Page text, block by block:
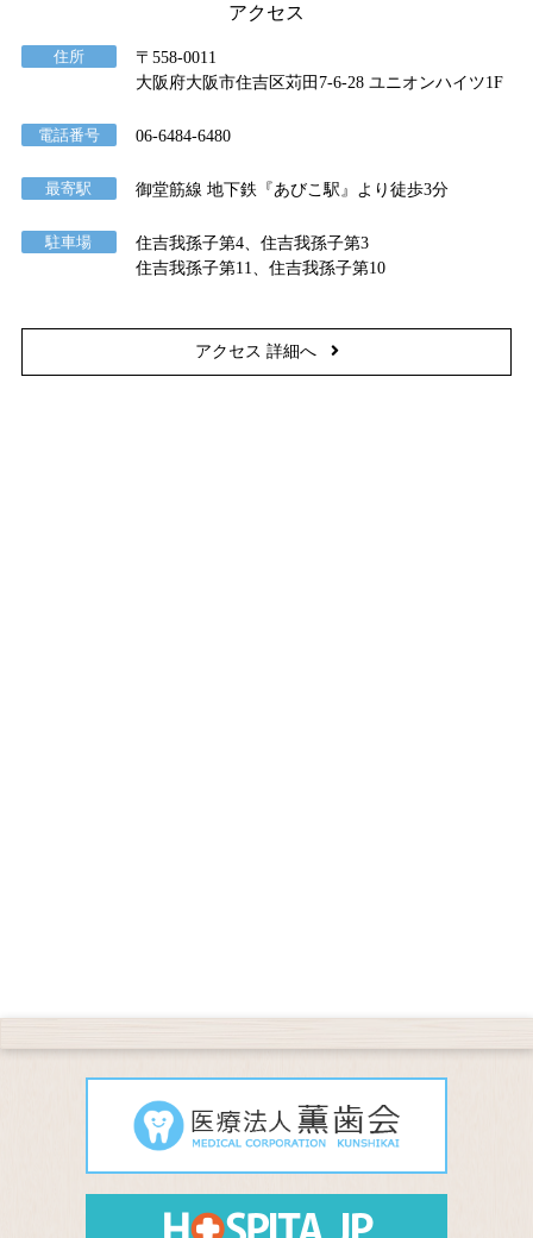
アクセス
住所
〒558-0011
大阪府大阪市住吉区苅田7-6-28 ユニオンハイツ1F
電話番号 06-6484-6480
最寄駅 御堂筋線 地下鉄『あびこ駅』より徒歩3分
駐車場
住吉我孫子第4、住吉我孫子第3
住吉我孫子第11、住吉我孫子第10
アクセス 詳細へ